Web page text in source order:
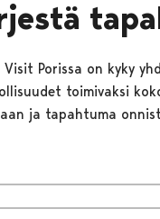
Visit Porissa on kyky
toimivaksi
ja tapahtuma